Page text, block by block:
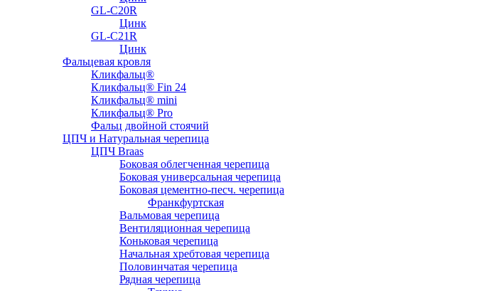
GL-С20R
Цинк
GL-С21R
Цинк
Фальцевая кровля
Кликфальц®
Кликфальц® Fin 24
Кликфальц® mini
Кликфальц® Pro
Фальц двойной стоячий
ЦПЧ и Натуральная черепица
ЦПЧ Braas
Боковая облегченная черепица
Боковая универсальная черепица
Боковая цементно-песч. черепица
Франкфуртская
Вальмовая черепица
Вентиляционная черепица
Коньковая черепица
Начальная хребтовая черепица
Половинчатая черепица
Рядная черепица